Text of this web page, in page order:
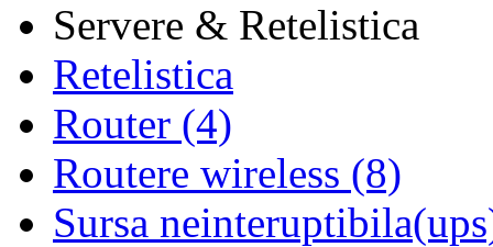
Servere & Retelistica
Retelistica
Router (4)
Routere wireless (8)
Sursa